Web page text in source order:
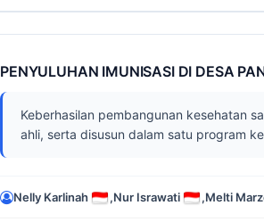
PENYULUHAN IMUNISASI DI DESA
Keberhasilan pembangunan kesehatan
ahli, serta disusun dalam satu program
Nelly Karlinah ,Nur Israwati ,Melti